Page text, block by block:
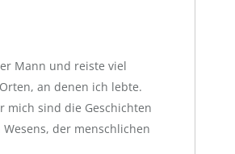
Mann und reiste viel
an denen ich lebte.
mich sind die Geschichten
der menschlichen